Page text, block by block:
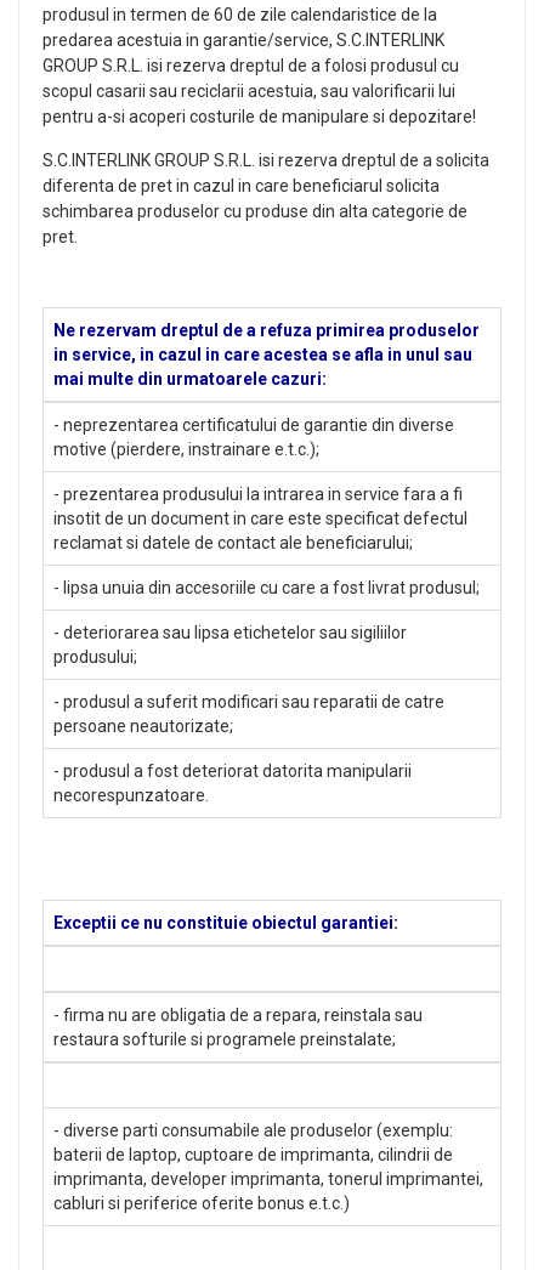
produsul in termen de 60 de zile calendaristice de la
predarea acestuia in garantie/service, S.C.INTERLINK
GROUP S.R.L. isi rezerva dreptul de a folosi produsul cu
scopul casarii sau reciclarii acestuia, sau valorificarii lui
pentru a-si acoperi costurile de manipulare si depozitare!
S.C.INTERLINK GROUP S.R.L. isi rezerva dreptul de a solicita
diferenta de pret in cazul in care beneficiarul solicita
schimbarea produselor cu produse din alta categorie de
pret.
Ne rezervam dreptul de a refuza primirea produselor
in service, in cazul in care acestea se afla in unul sau
mai multe din urmatoarele cazuri:
- neprezentarea certificatului de garantie din diverse
motive (pierdere, instrainare e.t.c.);
- prezentarea produsului la intrarea in service fara a fi
insotit de un document in care este specificat defectul
reclamat si datele de contact ale beneficiarului;
- lipsa unuia din accesoriile cu care a fost livrat produsul;
- deteriorarea sau lipsa etichetelor sau sigiliilor
produsului;
- produsul a suferit modificari sau reparatii de catre
persoane neautorizate;
- produsul a fost deteriorat datorita manipularii
necorespunzatoare.
Exceptii ce nu constituie obiectul garantiei:
- firma nu are obligatia de a repara, reinstala sau
restaura softurile si programele preinstalate;
- diverse parti consumabile ale produselor (exemplu:
baterii de laptop, cuptoare de imprimanta, cilindrii de
imprimanta, developer imprimanta, tonerul imprimantei,
cabluri si periferice oferite bonus e.t.c.)